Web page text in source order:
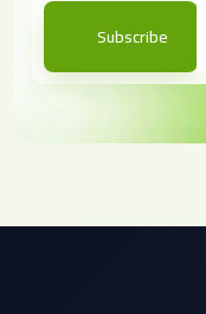
Subscribe